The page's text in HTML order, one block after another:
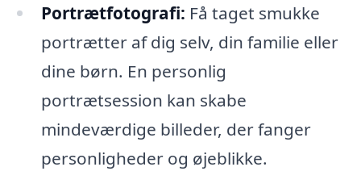
Portrætfotografi: Få taget smukke
portrætter af dig selv, din familie eller
dine børn. En personlig
portrætsession kan skabe
mindeværdige billeder, der fanger
personligheder og øjeblikke.